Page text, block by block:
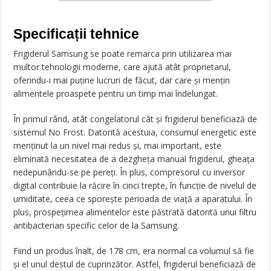
Specificații tehnice
Frigiderul Samsung se poate remarca prin utilizarea mai
multor tehnologii moderne, care ajută atât proprietarul,
oferindu-i mai puţine lucruri de făcut, dar care şi menţin
alimentele proaspete pentru un timp mai îndelungat.
În primul rând, atât congelatorul cât şi frigiderul beneficiază de
sistemul No Frost. Datorită acestuia, consumul energetic este
menţinut la un nivel mai redus şi, mai important, este
eliminată necesitatea de a dezgheţa manual frigiderul, gheaţa
nedepunându-se pe pereţi. În plus, compresorul cu inversor
digital contribuie la răcire în cinci trepte, în funcţie de nivelul de
umiditate, ceea ce sporeşte perioada de viaţă a aparatului. În
plus, prospeţimea alimentelor este păstrată datorită unui filtru
antibacterian specific celor de la Samsung.
Fiind un produs înalt, de 178 cm, era normal ca volumul să fie
şi el unul destul de cuprinzător. Astfel, frigiderul beneficiază de